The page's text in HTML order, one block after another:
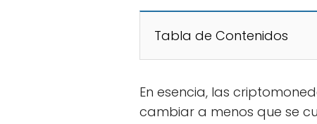
Tabla de Contenidos
En esencia, las
cambiar a menos que se